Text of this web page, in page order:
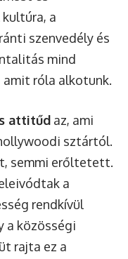
a
szenvedély és
mind
amit róla alkotunk.
attitűd az, ami
sztártól.
semmi erőltetett.
a
rendkívül
a közösségi
rajta ez a